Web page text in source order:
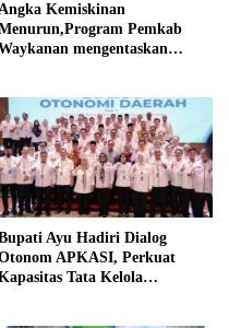
Kemiskinan
Pemkab
mengentaskan
Ayu Hadiri Dialog
APKASI, Perkuat
Tata Kelola